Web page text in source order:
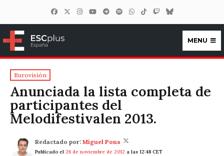
ESCplus España
MENU
Eurovisión
Anunciada la lista completa de
participantes del
Melodifestivalen 2013.
Redactado por: Miguel Pons
Publicado el 26 de noviembre de 2012 a las 12:48 CET